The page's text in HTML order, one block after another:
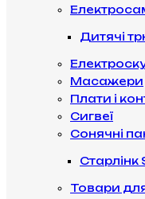
Дитячі
Масажери
Плати і
Сигвеї
Сонячні
Товари